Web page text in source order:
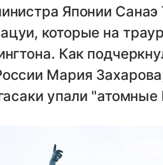
Японии Санаэ
которые на
Как
Мария
упали